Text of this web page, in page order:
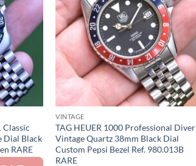
Classic
Dial Black
RARE
VINTAGE
TAG HEUER 1000 Professional Diver
Vintage Quartz 38mm Black Dial
Custom Pepsi Bezel Ref. 980.013B
RARE